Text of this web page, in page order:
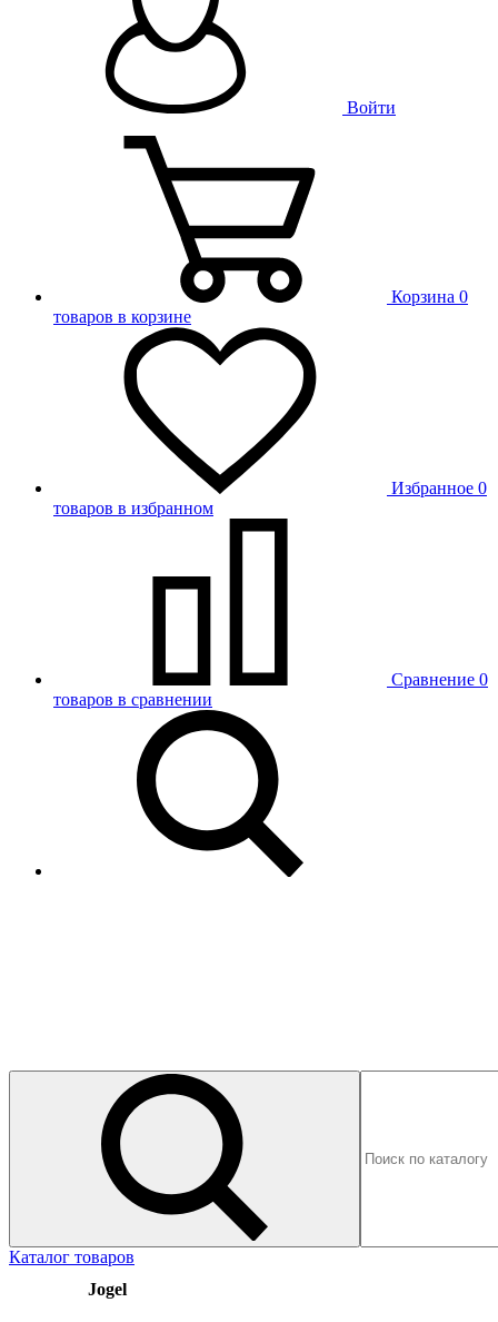
Войти
Корзина 0
товаров в корзине
Избранное 0
товаров в избранном
Сравнение 0
товаров в сравнении
Каталог товаров
Jogel